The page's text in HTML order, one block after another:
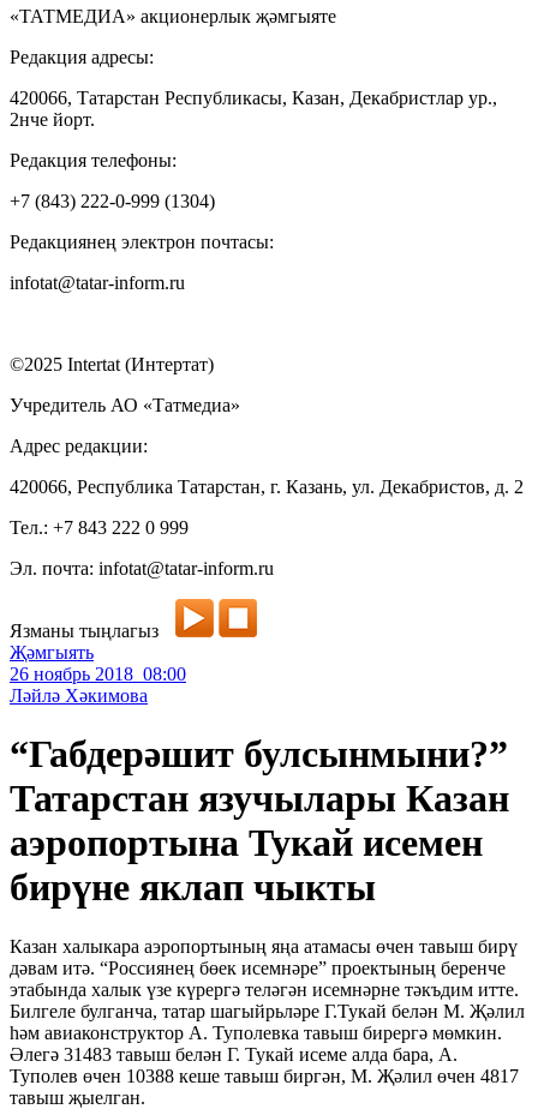
«ТАТМЕДИА» акционерлык җәмгыяте
Редакция адресы:
420066, Татарстан Республикасы, Казан, Декабристлар ур.,
2нче йорт.
Редакция телефоны:
+7 (843) 222-0-999 (1304)
Редакциянең электрон почтасы:
infotat@tatar-inform.ru
©2025 Intertat (Интертат)
Учредитель АО «Татмедиа»
Адрес редакции:
420066, Республика Татарстан, г. Казань, ул. Декабристов, д. 2
Тел.: +7 843 222 0 999
Эл. почта: infotat@tatar-inform.ru
Язманы тыңлагыз
Җәмгыять
26 ноябрь 2018 08:00
Ләйлә Хәкимова
“Габдерәшит булсынмыни?”
Татарстан язучылары Казан
аэропортына Тукай исемен
бирүне яклап чыкты
Казан халыкара аэропортының яңа атамасы өчен тавыш бирү
дәвам итә. “Россиянең бөек исемнәре” проектының беренче
этабында халык үзе күрергә теләгән исемнәрне тәкъдим итте.
Билгеле булганча, татар шагыйрьләре Г.Тукай белән М. Җәлил
һәм авиаконструктор А. Туполевка тавыш бирергә мөмкин.
Әлегә 31483 тавыш белән Г. Тукай исеме алда бара, А.
Туполев өчен 10388 кеше тавыш биргән, М. Җәлил өчен 4817
тавыш җыелган.